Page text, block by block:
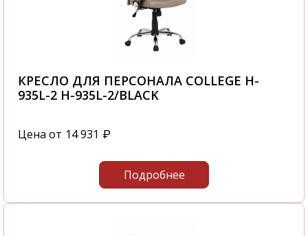
КРЕСЛО ДЛЯ ПЕРСОНАЛА COLLEGE H-
935L-2 H-935L-2/BLACK
Цена от 14 931 ₽
Подробнее